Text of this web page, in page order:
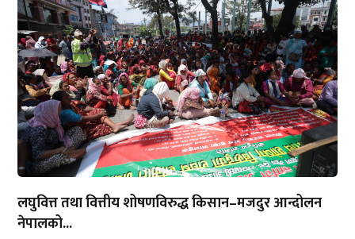
लघुवित्त तथा वित्तीय शोषणविरुद्ध किसान–मजदुर आन्दोलन
नेपालको...